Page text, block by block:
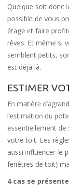
Quelque soit donc
possible de vous
étage et faire
rêves. Et même si
semblent petits,
est déjà là.
ESTIMER
En matière
l’estimation du
essentiellement de
votre toit. Les
aussi influencer le
fenêtres de toit)
4 cas se